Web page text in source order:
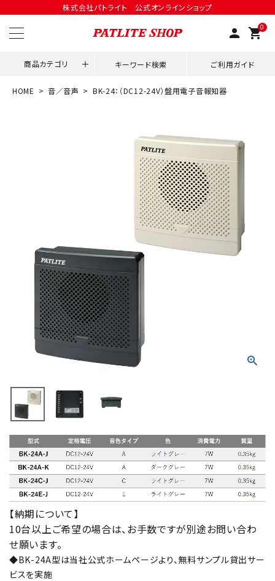
株式会社パトライト 公式オンラインショップ
person 0
shopping_cart
商品カテゴリ キーワード検索 ご利用ガイド
会員登録
ネットワーク対応
積層信号灯
回転灯
光音一体型
音/音声
LED照明
センサ機器
散光式警光灯
オプション
HOME 音／音声 BK-24：（DC12-24V）盤用電子音報知器
【納期について】
10台以上ご希望の場合は、お手数ですが別途お問い合わ
せ願います。
◆BK-24A型は当社公式ホームページより、無料サンプル貸出サー
ビスを実施